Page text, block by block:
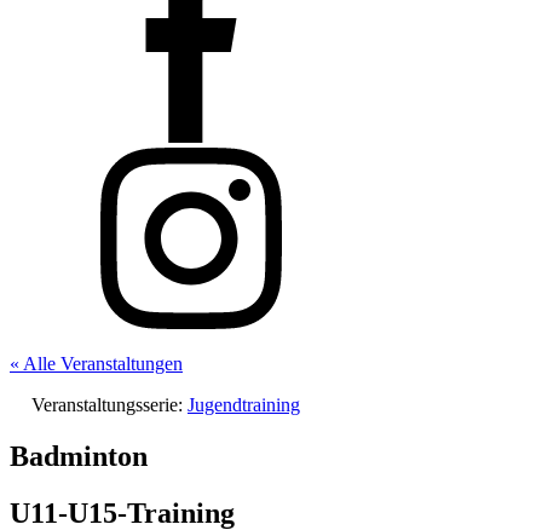
« Alle Veranstaltungen
Veranstaltungsserie: Jugendtraining
Badminton
U11-U15-Training